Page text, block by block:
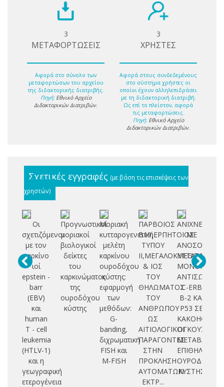
3
ΜΕΤΑΦΟΡΤΩΣΕΙΣ
Αφορά στο σύνολο των
μεταφορτώσων του αρχείου
της διδακτορικής διατριβής.
Πηγή: Εθνικό Αρχείο
Διδακτορικών Διατριβών.
3
ΧΡΗΣΤΕΣ
Αφορά στους συνδεδεμένους
στο σύστημα χρήστες οι
οποίοι έχουν αλληλεπιδράσει
με τη διδακτορική διατριβή.
Ως επί το πλείστον, αφορά
τις μεταφορτώσεις.
Πηγή: Εθνικό Αρχείο
Διδακτορικών Διατριβών.
Σχετικές εγγραφές (με βάση τις επισκέψεις των
χρηστών)
Οι
σχετιζόμενοι
με τον
καρκίνο
ιοί
epstein -
barr
(EBV)
και
human
T - cell
leukemia
(HTLV-1)
και η
γεωγραφική
ετερογένεια
Προγνωστικοί
μοριακοί
βιολογικοί
δείκτες
του
καρκινώματος
της
ουροδόχου
κύστης
Μοριακή
κυτταρογενετική
μελέτη
καρκίνου
ουροδόχου
κύστης:
εφαρμογή
των
μεθόδων:
G-
banding,
διχρωματική
FISH και
M-FISH
ΠΑΡΒΟΙΟΣ
Β19,ΕΡΠΗΤΟΙΟΣ
ΤΥΠΟΥ
ΙΙ,ΜΕΓΑΛΟΚΥΤΤΑΡΟΙΟΣ
& ΙΟΣ
ΤΟΥ
ΘΗΛΩΜΑΤΟΣ
ΤΟΥ
ΑΝΘΡΩΠΟΥ
ΩΣ
ΑΙΤΙΟΛΟΓΙΚΟΙ
ΠΑΡΑΓΟΝΤΕΣ
ΣΤΗΝ
ΠΡΟΚΛΗΣΗ
ΑΥΤΟΜΑΤΩΝ
ΕΚΤΡ...
ΑΝΙΧΝΕΥΣΗ
ΜΕ
ΜΕΘΟΔΟ
C-ERB
B-2 ΚΑΙ
P53 ΣΕ
ΚΑΚΟΗΘΕΙΣ
ΟΓΚΟΥΣ
ΕΠΙΘΗΛΙΟΥ
ΟΥΡΟΔΟΧΟΥ
ΚΥΣΤΗΣ